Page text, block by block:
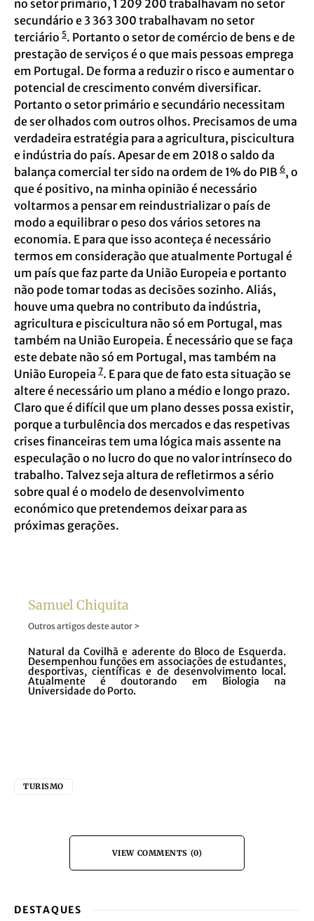
no setor primário, 1 209 200 trabalhavam no setor
secundário e 3 363 300 trabalhavam no setor
terciário 5. Portanto o setor de comércio de bens e de
prestação de serviços é o que mais pessoas emprega
em Portugal. De forma a reduzir o risco e aumentar o
potencial de crescimento convém diversificar.
Portanto o setor primário e secundário necessitam
de ser olhados com outros olhos. Precisamos de uma
verdadeira estratégia para a agricultura, piscicultura
e indústria do país. Apesar de em 2018 o saldo da
balança comercial ter sido na ordem de 1% do PIB 6, o
que é positivo, na minha opinião é necessário
voltarmos a pensar em reindustrializar o país de
modo a equilibrar o peso dos vários setores na
economia. E para que isso aconteça é necessário
termos em consideração que atualmente Portugal é
um país que faz parte da União Europeia e portanto
não pode tomar todas as decisões sozinho. Aliás,
houve uma quebra no contributo da indústria,
agricultura e piscicultura não só em Portugal, mas
também na União Europeia. É necessário que se faça
este debate não só em Portugal, mas também na
União Europeia 7. E para que de fato esta situação se
altere é necessário um plano a médio e longo prazo.
Claro que é difícil que um plano desses possa existir,
porque a turbulência dos mercados e das respetivas
crises financeiras tem uma lógica mais assente na
especulação o no lucro do que no valor intrínseco do
trabalho. Talvez seja altura de refletirmos a sério
sobre qual é o modelo de desenvolvimento
económico que pretendemos deixar para as
próximas gerações.
Samuel Chiquita
Outros artigos deste autor >
Natural da Covilhã e aderente do Bloco de Esquerda.
Desempenhou funções em associações de estudantes,
desportivas, científicas e de desenvolvimento local.
Atualmente é doutorando em Biologia na
Universidade do Porto.
TURISMO
VIEW COMMENTS (0)
DESTAQUES